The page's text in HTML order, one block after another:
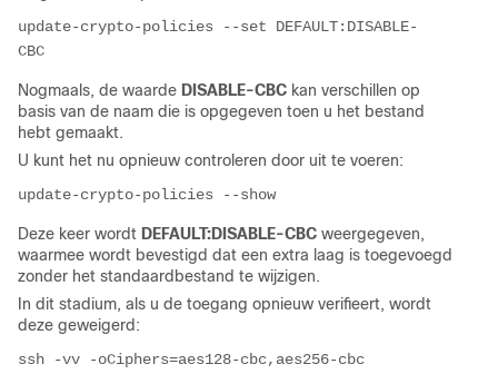
update-crypto-policies --set DEFAULT:DISABLE-
CBC
Nogmaals, de waarde DISABLE-CBC kan verschillen op
basis van de naam die is opgegeven toen u het bestand
hebt gemaakt.
U kunt het nu opnieuw controleren door uit te voeren:
update-crypto-policies --show
Deze keer wordt DEFAULT:DISABLE-CBC weergegeven,
waarmee wordt bevestigd dat een extra laag is toegevoegd
zonder het standaardbestand te wijzigen.
In dit stadium, als u de toegang opnieuw verifieert, wordt
deze geweigerd:
ssh -vv -oCiphers=aes128-cbc,aes256-cbc